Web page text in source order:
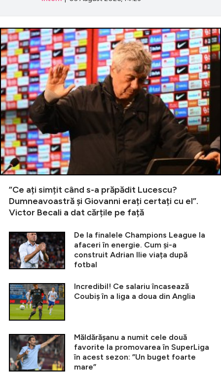
”Ce ați simțit când s-a prăpădit Lucescu?
Dumneavoastră și Giovanni erați certați cu el”.
Victor Becali a dat cărțile pe față
De la finalele Champions League la
afaceri în energie. Cum și-a
construit Adrian Ilie viața după
fotbal
Incredibil! Ce salariu încasează
Coubiș în a liga a doua din Anglia
Măldărășanu a numit cele două
favorite la promovarea în SuperLiga
în acest sezon: ”Un buget foarte
mare”